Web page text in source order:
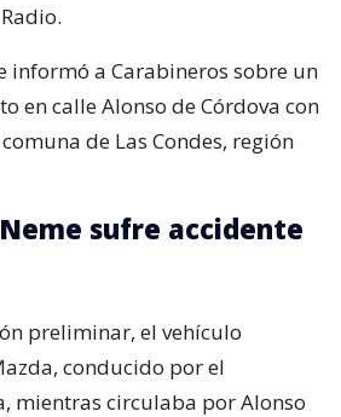
informó a Carabineros sobre un
en calle Alonso de Córdova con
de Las Condes, región
sufre accidente
preliminar, el vehículo
conducido por el
mientras circulaba por Alonso